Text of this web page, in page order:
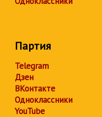
Партия
Telegram
Дзен
ВКонтакте
Одноклассники
YouTube